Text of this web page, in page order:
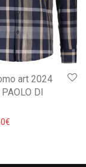
art 2024
DI
originale era:
€